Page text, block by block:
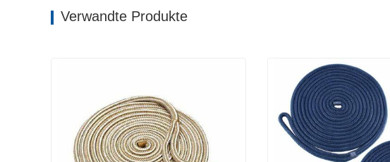
Verwandte Produkte